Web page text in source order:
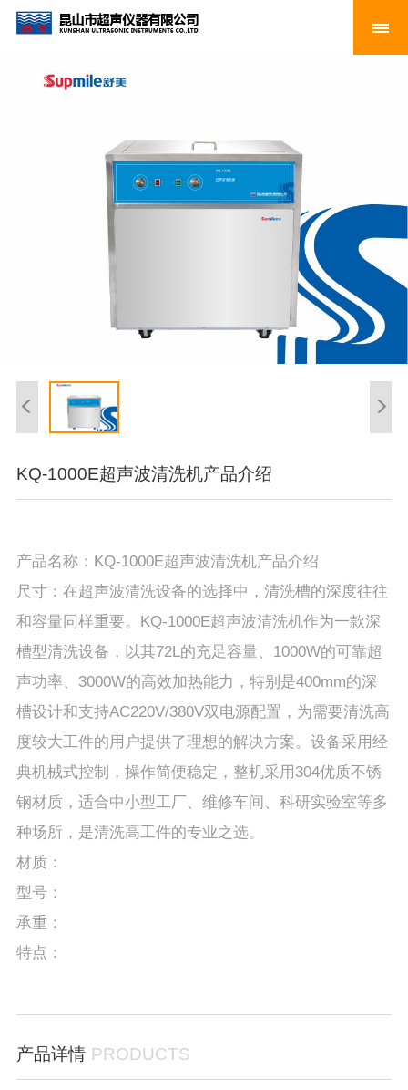
KQ-1000E超声波清洗机产品介绍
产品名称：KQ-1000E超声波清洗机产品介绍
尺寸：在超声波清洗设备的选择中，清洗槽的深度往往
和容量同样重要。KQ-1000E超声波清洗机作为一款深
槽型清洗设备，以其72L的充足容量、1000W的可靠超
声功率、3000W的高效加热能力，特别是400mm的深
槽设计和支持AC220V/380V双电源配置，为需要清洗高
度较大工件的用户提供了理想的解决方案。设备采用经
典机械式控制，操作简便稳定，整机采用304优质不锈
钢材质，适合中小型工厂、维修车间、科研实验室等多
种场所，是清洗高工件的专业之选。
材质：
型号：
承重：
特点：
产品详情 PRODUCTS